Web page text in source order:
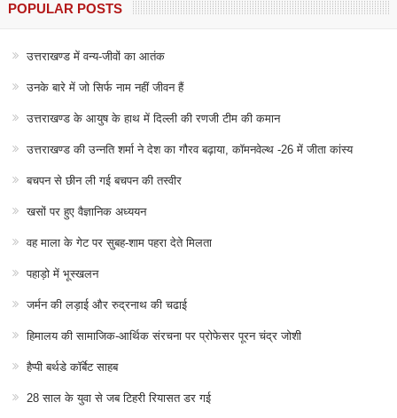
POPULAR POSTS
उत्तराखण्ड में वन्य-जीवों का आतंक
उनके बारे में जो सिर्फ नाम नहीं जीवन हैं
उत्तराखण्ड के आयुष के हाथ में दिल्ली की रणजी टीम की कमान
उत्तराखण्ड की उन्नति शर्मा ने देश का गौरव बढ़ाया, कॉमनवेल्थ -26 में जीता कांस्य
बचपन से छीन ली गई बचपन की तस्वीर
खसों पर हुए वैज्ञानिक अध्ययन
वह माला के गेट पर सुबह-शाम पहरा देते मिलता
पहाड़ो में भूस्खलन
जर्मन की लड़ाई और रुद्रनाथ की चढाई
हिमालय की सामाजिक-आर्थिक संरचना पर प्रोफेसर पूरन चंद्र जोशी
हैप्पी बर्थडे कॉर्बेट साहब
28 साल के युवा से जब टिहरी रियासत डर गई